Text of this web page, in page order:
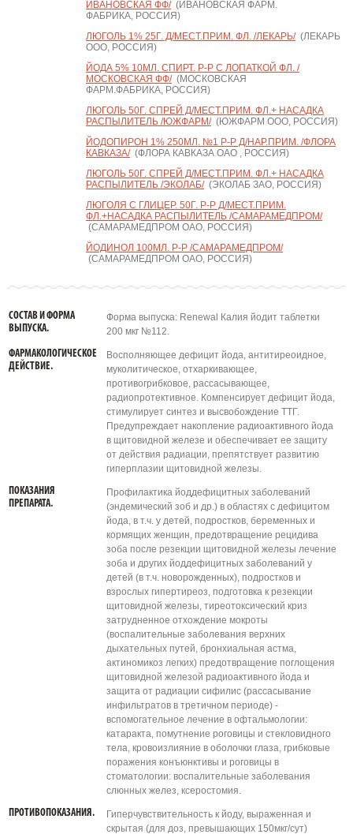
ИВАНОВСКАЯ ФФ/(ИВАНОВСКАЯ ФАРМ.
ФАБРИКА, РОССИЯ)
ЛЮГОЛЬ 1% 25Г. Д/МЕСТ.ПРИМ. ФЛ. /ЛЕКАРЬ/(ЛЕКАРЬ
ООО, РОССИЯ)
ЙОДА 5% 10МЛ. СПИРТ. Р-Р С ЛОПАТКОЙ ФЛ. /
МОСКОВСКАЯ ФФ/(МОСКОВСКАЯ
ФАРМ.ФАБРИКА, РОССИЯ)
ЛЮГОЛЬ 50Г. СПРЕЙ Д/МЕСТ.ПРИМ. ФЛ.+ НАСАДКА
РАСПЫЛИТЕЛЬ /ЮЖФАРМ/(ЮЖФАРМ ООО, РОССИЯ)
ЙОДОПИРОН 1% 250МЛ. №1 Р-Р Д/НАР.ПРИМ. /ФЛОРА
КАВКАЗА/(ФЛОРА КАВКАЗА ОАО , РОССИЯ)
ЛЮГОЛЬ 50Г. СПРЕЙ Д/МЕСТ.ПРИМ. ФЛ.+ НАСАДКА
РАСПЫЛИТЕЛЬ /ЭКОЛАБ/(ЭКОЛАБ ЗАО, РОССИЯ)
ЛЮГОЛЯ С ГЛИЦЕР. 50Г. Р-Р Д/МЕСТ.ПРИМ.
ФЛ.+НАСАДКА РАСПЫЛИТЕЛЬ /САМАРАМЕДПРОМ/
(САМАРАМЕДПРОМ ОАО, РОССИЯ)
ЙОДИНОЛ 100МЛ. Р-Р /САМАРАМЕДПРОМ/
(САМАРАМЕДПРОМ ОАО, РОССИЯ)
СОСТАВ И ФОРМА
ВЫПУСКА.
Форма выпуска: Renewal Калия йодит таблетки
200 мкг №112.
ФАРМАКОЛОГИЧЕСКОЕ
ДЕЙСТВИЕ.
Восполняющее дефицит йода, антитиреоидное,
муколитическое, отхаркивающее,
противогрибковое, рассасывающее,
радиопротективное. Компенсирует дефицит йода,
стимулирует синтез и высвобождение ТТГ.
Предупреждает накопление радиоактивного йода
в щитовидной железе и обеспечивает ее защиту
от действия радиации, препятствует развитию
гиперплазии щитовидной железы.
ПОКАЗАНИЯ
ПРЕПАРАТА.
Профилактика йоддефицитных заболеваний
(эндемический зоб и др.) в областях с дефицитом
йода, в т.ч. у детей, подростков, беременных и
кормящих женщин, предотвращение рецидива
зоба после резекции щитовидной железы лечение
зоба и других йоддефицитных заболеваний у
детей (в т.ч. новорожденных), подростков и
взрослых гипертиреоз, подготовка к резекции
щитовидной железы, тиреотоксический криз
затрудненное отхождение мокроты
(воспалительные заболевания верхних
дыхательных путей, бронхиальная астма,
актиномикоз легких) предотвращение поглощения
щитовидной железой радиоактивного йода и
защита от радиации сифилис (рассасывание
инфильтратов в третичном периоде) -
вспомогательное лечение в офтальмологии:
катаракта, помутнение роговицы и стекловидного
тела, кровоизлияние в оболочки глаза, грибковые
поражения конъюнктивы и роговицы в
стоматологии: воспалительные заболевания
слюнных желез, ксеростомия.
ПРОТИВОПОКАЗАНИЯ.
Гиперчувствительност­ь к йоду, выраженная и
скрытая (для доз, превышающих 150мкг/сут)